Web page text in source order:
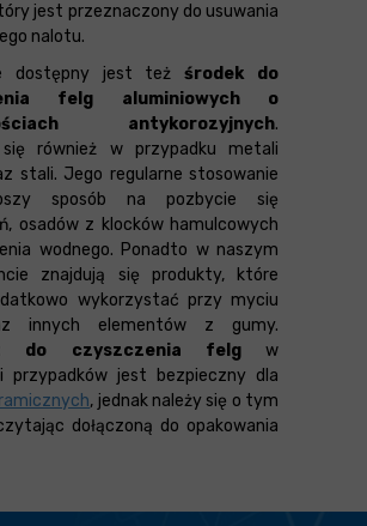
jest przeznaczony do usuwania
nalotu.
dostępny jest też środek do
felg aluminiowych o
antykorozyjnych.
się również w przypadku metali
stali. Jego regularne stosowanie
sposób na pozbycie się
osadów z klocków hamulcowych
wodnego. Ponadto w naszym
znajdują się produkty, które
wykorzystać przy myciu
innych elementów z gumy.
do czyszczenia felgw
przypadków jest bezpieczny dla
, jednak należy się o tym
dołączoną do opakowania